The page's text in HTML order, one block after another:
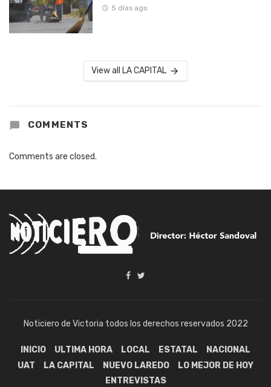
5 días ago
View all LA CAPITAL
COMMENTS
Comments are closed.
Noticiero de Victoria todos los derechos reservados 2022
INICIO ULTIMA HORA LOCAL ESTATAL
NACIONAL
UAT
LA CAPITAL NUEVO LAREDO
LO MEJOR DE HOY
ENTREVISTAS